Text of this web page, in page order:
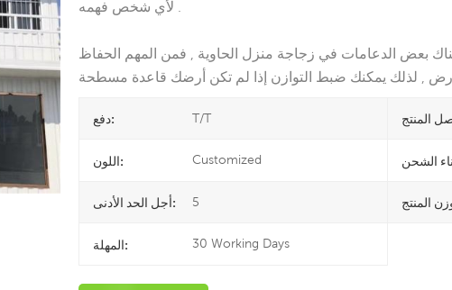
بعض الدعامات في زجاجة منزل الحاوية , فمن المهم الحفاظ
دفع: T/T
اللون: Customized
أجل الحد الأدنى: 5
المهلة: 30 Working Days